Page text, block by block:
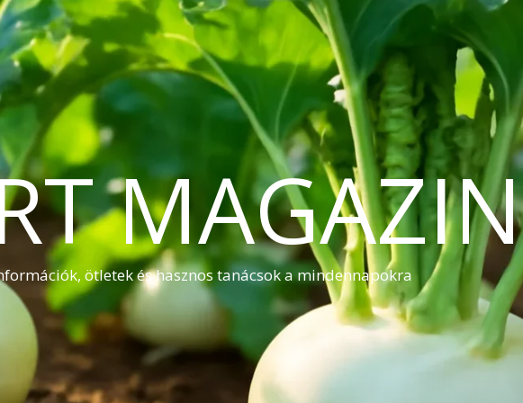
MAGAZIN
ötletek és hasznos tanácsok a mindennapokra